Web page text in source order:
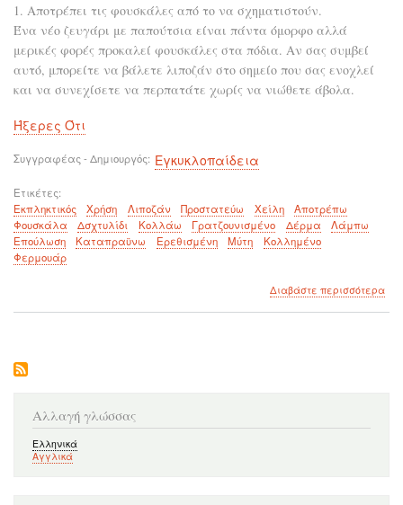
1. Αποτρέπει τις φουσκάλες από το να σχηματιστούν.
Ένα νέο ζευγάρι με παπούτσια είναι πάντα όμορφο αλλά
μερικές φορές προκαλεί φουσκάλες στα πόδια. Αν σας συμβεί
αυτό, μπορείτε να βάλετε λιποζάν στο σημείο που σας ενοχλεί
και να συνεχίσετε να περπατάτε χωρίς να νιώθετε άβολα.
Ήξερες Ότι
Συγγραφέας - Δημιουργός Εγκυκλοπαίδεια
Ετικέτες
Εκπληκτικός
Χρήση Λιποζάν Προστατεύω Χείλη
Αποτρέπω
Φουσκάλα
Δσχτυλίδι Κολλάω Γρατζουνισμένο Δέρμα
Λάμπω
Επούλωση
Καταπραϋνω Ερεθισμένη Μύτη
Κολλημένο
Φερμουάρ
Διαβάστε περισσότεραγια
Αλλαγή γλώσσας
Ελληνικά
Αγγλικά